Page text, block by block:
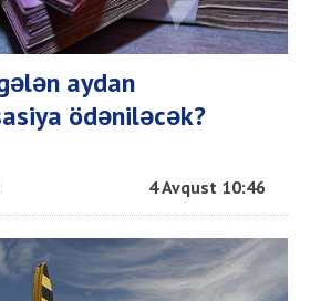
aydan
ödəniləcək?
4 Avqust 10:46